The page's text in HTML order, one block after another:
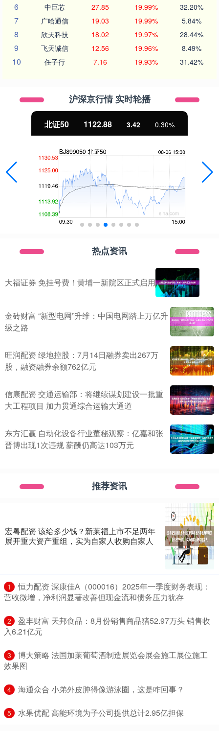
6 中巨芯 27.85 19.99% 32.20%
7 广哈通信 19.03 19.99% 5.84%
8 欣天科技 18.02 19.97% 28.44%
9 飞天诚信 12.56 19.96% 8.49%
10 任子行 7.16 19.93% 31.42%
沪深京行情 实时轮播
北证50 1122.88 3.42 0.30%
热点资讯
大福证券 免挂号费！黄埔一新院区正式启用
金砖财富 “新型电网”升维：中国电网踏上万亿升
级之路
旺润配资 绿地控股：7月14日融券卖出267万
股，融资融券余额762亿元
信康配资 交通运输部：将继续谋划建设一批重
大工程项目 加力贯通综合运输大通道
东方汇赢 自动化设备行业董秘观察：亿嘉和张
晋博出现1次违规 薪酬仍高达103万元
推荐资讯
宏粤配资 该给多少钱？新莱福上市不足两年
展开重大资产重组，实为自家人收购自家人
1
​恒力配资 深康佳A（000016）2025年一季度财务表现：
营收微增，净利润显著改善但现金流和债务压力犹存
2
​盈丰财富 天邦食品：8月份销售商品猪52.97万头 销售收
入6.21亿元
3
​博大策略 法国加莱葡萄酒制造展览会展会施工展位施工
效果图
4 ​海通众合 小弟外皮肿得像游泳圈，这是咋回事？
5 ​水果优配 高能环境为子公司提供总计2.95亿担保